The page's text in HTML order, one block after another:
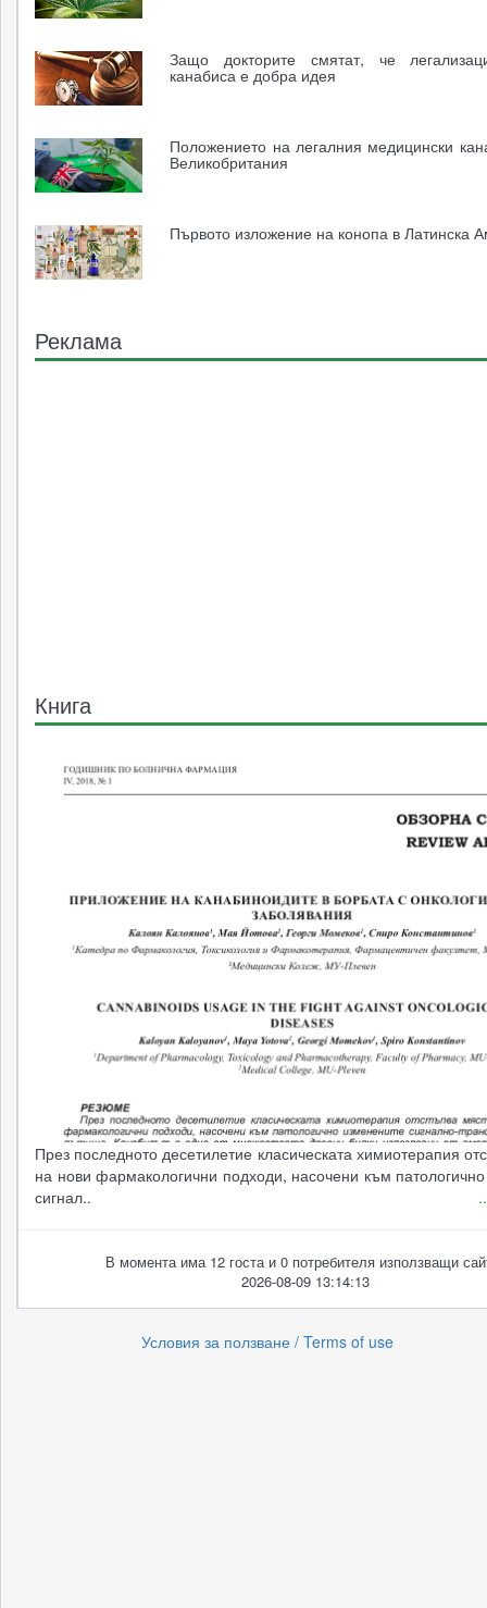
Защо докторите смятат, че
канабиса е добра идея
Положението на легалния медицински
Великобритания
Първото изложение на конопа в Латинска
Реклама
Книга
През последното десетилетие класическата химиотерапия
на нови фармакологични подходи, насочени към
сигнал..
В момента има 12 госта и 0 потребителя използващи
2026-08-09 13:14:13
Условия за ползване / Terms of use